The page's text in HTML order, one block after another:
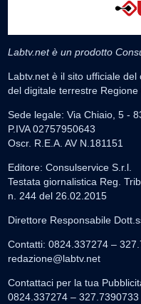
Labtv.net è un prodotto
Labtv.net è il sito ufficiale
del digitale terrestre Regione
Sede legale: Via Chiaio, 5 -
P.IVA 02757950643
Oscr. R.E.A. AV N.181151
Editore: Consulservice S.r.l.
Testata giornalistica Reg.
n. 244 del 26.02.2015
Direttore Responsabile
Contatti: 0824.337274 –
redazione@labtv.net
Contattaci per la tua
0824.337274 – 327.7390733